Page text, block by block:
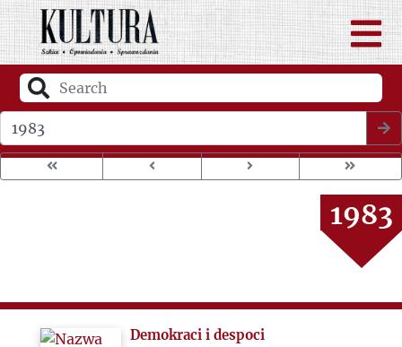
1979
1980
1981
1982
1983
1984
1985
Demokraci i despoci